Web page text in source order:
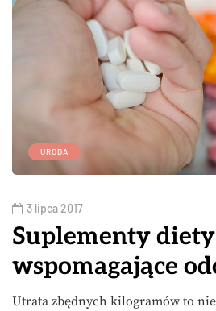
URODA
3 lipca 2017
Suplementy diety
wspomagające
Utrata zbędnych kilogramów to